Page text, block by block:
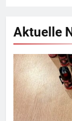
Aktuelle